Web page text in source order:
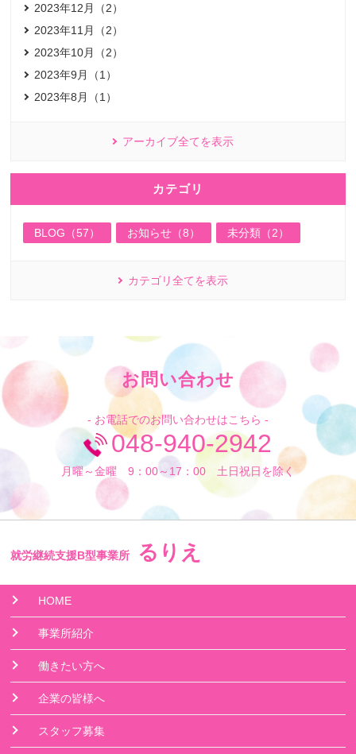
2023年12月（2）
2023年11月（2）
2023年10月（2）
2023年9月（1）
2023年8月（1）
アーカイブ全てを表示
カテゴリ
BLOG（57） お知らせ（8） 未分類（2）
カテゴリ全てを表示
お問い合わせ
- お電話でのお問い合わせはこちら -
048-940-2942
月曜～金曜 9：00～17：00 土日祝日を除く
就労継続支援B型事業所 るりえ
HOME
事業所紹介
働きたい方へ
企業の皆様へ
スタッフ募集